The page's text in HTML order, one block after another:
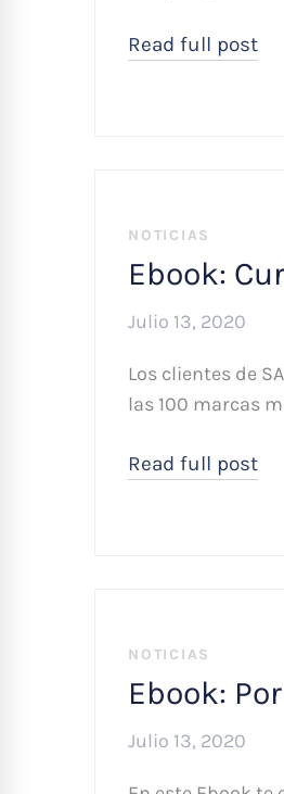
Read full post
NOTICIAS
Ebook:
Julio 13, 2020
Los clientes de
las 100 marcas
Read full post
NOTICIAS
Ebook:
Julio 13, 2020